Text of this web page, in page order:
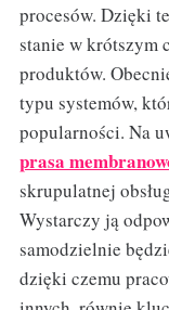
procesów. Dzięki
stanie w krótszym
produktów.
typu systemów,
popularności. Na
prasa
skrupulatnej
Wystarczy ją
samodzielnie
dzięki czemu